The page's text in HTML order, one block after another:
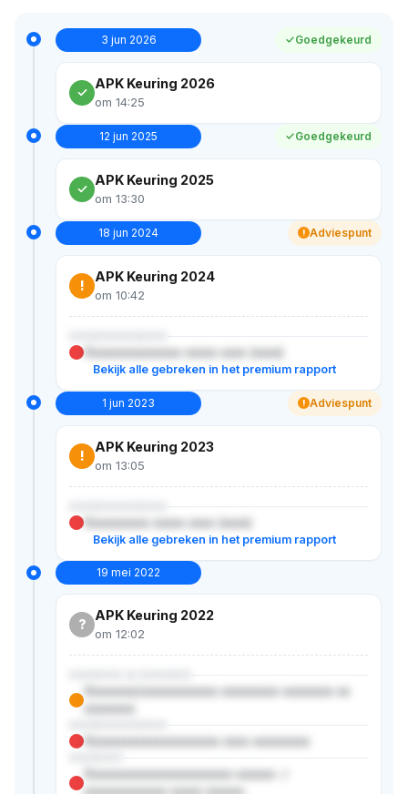
3 jun 2026 Goedgekeurd
APK Keuring 2026
om 14:25
12 jun 2025 Goedgekeurd
APK Keuring 2025
om 13:30
18 jun 2024 ! Adviespunt
!
APK Keuring 2024
om 10:42
Xxxxxxxxxxxxxxx xxxxx xxxx (xxxx)
Bekijk alle gebreken in het premium rapport
1 jun 2023 ! Adviespunt
!
APK Keuring 2023
om 13:05
Xxxxxxxxxx xxxxx xxxx (xxxx)
Bekijk alle gebreken in het premium rapport
19 mei 2022
?
APK Keuring 2022
om 12:02
XXXXXX & XXXXXX
Xxxxxxxx/xxxxxxxxxxxx xxxxxxxxx xxxxxxxx xx
Xxxxxxxxxxxxxxxxxxxxx xxxx xxxxxxxxx
Xxxxxxxxxxxxxxxxxxxxxxx xxxxxx- /